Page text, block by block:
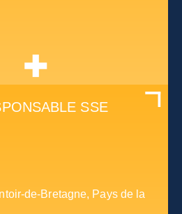
SSE
de-Bretagne, Pays de la